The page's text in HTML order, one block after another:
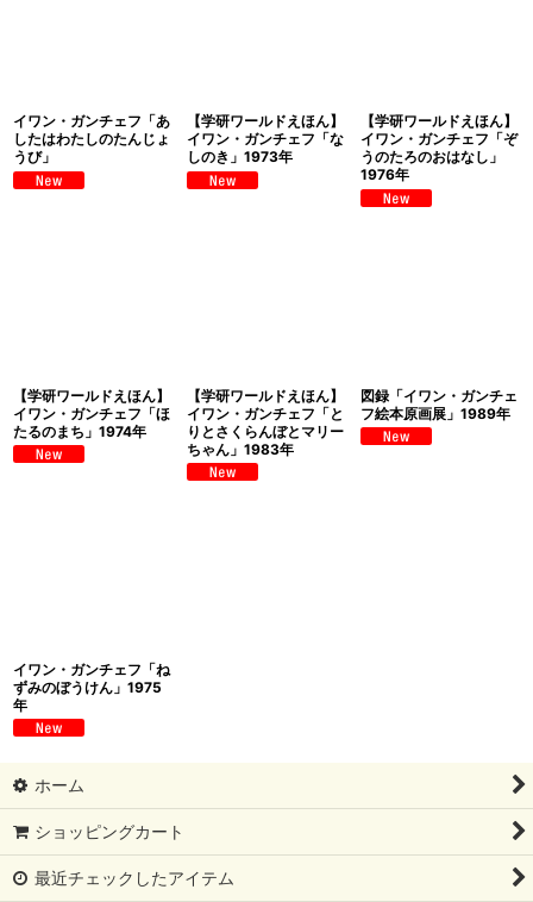
イワン・ガンチェフ「あ
したはわたしのたんじょ
うび」
【学研ワールドえほん】
イワン・ガンチェフ「な
しのき」1973年
【学研ワールドえほん】
イワン・ガンチェフ「ぞ
うのたろのおはなし」
1976年
【学研ワールドえほん】
イワン・ガンチェフ「ほ
たるのまち」1974年
【学研ワールドえほん】
イワン・ガンチェフ「と
りとさくらんぼとマリー
ちゃん」1983年
図録「イワン・ガンチェ
フ絵本原画展」1989年
イワン・ガンチェフ「ね
ずみのぼうけん」1975
年
ホーム
ショッピングカート
最近チェックしたアイテム